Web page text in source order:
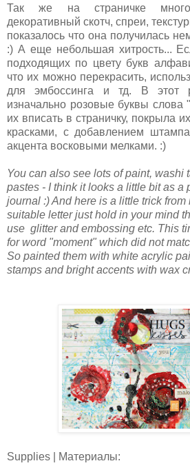
Так же на страничке
декоративный скотч, спреи,
показалось что она получилась
:) А еще небольшая хитрость...
подходящих по цвету букв
что их можно перекрасить,
для эмбоссинга и тд. В этот
изначально розовые буквы слова
их вписать в страничку, покрыла
красками, с добавлением
акцента восковыми мелками. :)
You can also see lots of paint, washi
pastes - I think it looks a little bit as a
journal :) And here is a little trick from
suitable letter just hold in your mind
use glitter and embossing etc. This
for word "moment" which did not
So painted them with white acrylic
stamps and bright accents with wax
Supplies | Материалы: